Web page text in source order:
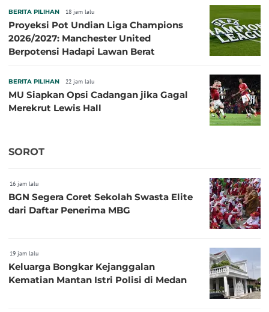
BERITA PILIHAN 18 jam lalu
Proyeksi Pot Undian Liga Champions
2026/2027: Manchester United
Berpotensi Hadapi Lawan Berat
BERITA PILIHAN 22 jam lalu
MU Siapkan Opsi Cadangan jika Gagal
Merekrut Lewis Hall
SOROT
16 jam lalu
BGN Segera Coret Sekolah Swasta Elite
dari Daftar Penerima MBG
19 jam lalu
Keluarga Bongkar Kejanggalan
Kematian Mantan Istri Polisi di Medan